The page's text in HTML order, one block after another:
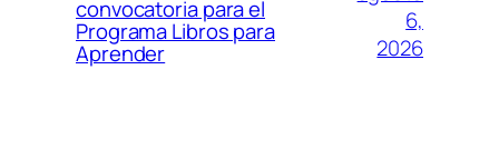
convocatoria para el
Programa Libros para
Aprender
6,
2026